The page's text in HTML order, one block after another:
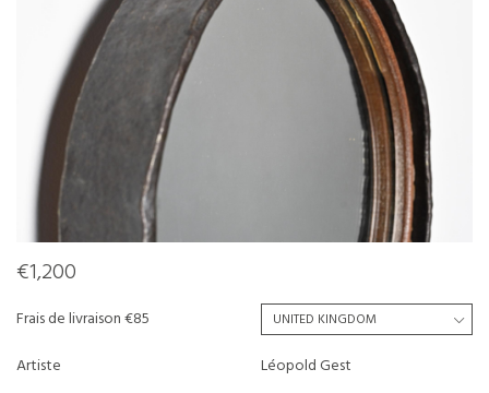
€1,200
Frais de livraison €85
Artiste
Léopold Gest